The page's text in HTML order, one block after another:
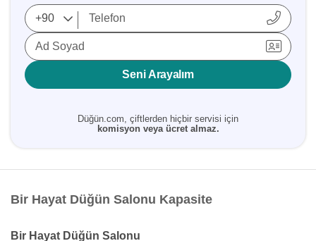
Ad Soyad
Seni Arayalım
Düğün.com, çiftlerden hiçbir servisi için
komisyon veya ücret almaz.
Bir Hayat Düğün Salonu Kapasite
Bir Hayat Düğün Salonu